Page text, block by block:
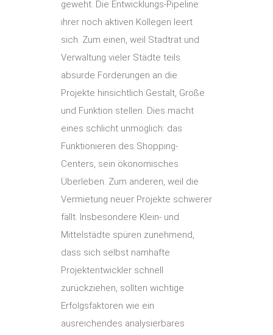
geweht. Die Entwicklungs-Pipeline
ihrer noch aktiven Kollegen leert
sich. Zum einen, weil Stadtrat und
Verwaltung vieler Städte teils
absurde Forderungen an die
Projekte hinsichtlich Gestalt, Größe
und Funktion stellen. Dies macht
eines schlicht unmöglich: das
Funktionieren des Shopping-
Centers, sein ökonomisches
Überleben. Zum anderen, weil die
Vermietung neuer Projekte schwerer
fällt. Insbesondere Klein- und
Mittelstädte spüren zunehmend,
dass sich selbst namhafte
Projektentwickler schnell
zurückziehen, sollten wichtige
Erfolgsfaktoren wie ein
ausreichendes analysierbares